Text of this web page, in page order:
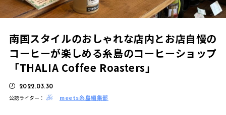
南国スタイルのおしゃれな店内とお店自慢の
コーヒーが楽しめる糸島のコーヒーショップ
「THALIA Coffee Roasters」
2022.03.30
公認ライター： meets糸島編集部